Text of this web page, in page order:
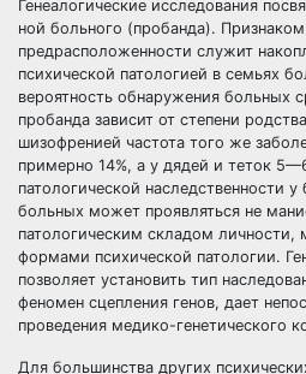
Генеалогические исследования
ной больного (пробанда).
предрасположенности служит
психической патологией в семьях
вероятность обнаружения больных
пробанда зависит от степени
шизофренией частота того же
примерно 14%, а у дядей и теток
патологической наследственности
больных может проявляться не
патологическим складом личности,
формами психической патологии.
позволяет установить тип
феномен сцепления генов, дает
проведения медико-генетического
Для большинства других